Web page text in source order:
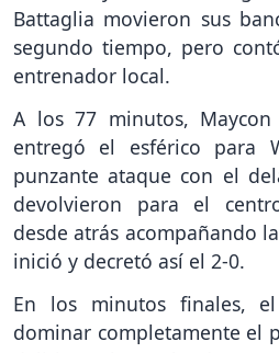
Battaglia movieron sus
segundo tiempo, pero
entrenador local.
A los 77 minutos,
entregó el esférico para
punzante ataque con el
devolvieron para el
desde atrás acompañando
inició y decretó así el 2-0.
En los minutos finales,
dominar completamente el